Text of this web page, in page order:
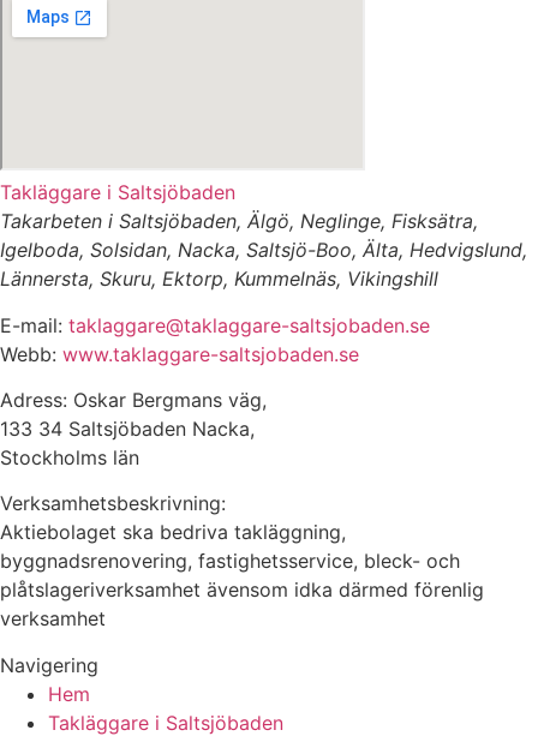
Takläggare i Saltsjöbaden
Takarbeten i Saltsjöbaden, Älgö, Neglinge, Fisksätra,
Igelboda, Solsidan, Nacka, Saltsjö-Boo, Älta, Hedvigslund,
Lännersta, Skuru, Ektorp, Kummelnäs, Vikingshill
E-mail: taklaggare@taklaggare-saltsjobaden.se
Webb: www.taklaggare-saltsjobaden.se
Adress: Oskar Bergmans väg,
133 34 Saltsjöbaden Nacka,
Stockholms län
Verksamhetsbeskrivning:
Aktiebolaget ska bedriva takläggning,
byggnadsrenovering, fastighetsservice, bleck- och
plåtslageriverksamhet ävensom idka därmed förenlig
verksamhet
Navigering
Hem
Takläggare i Saltsjöbaden